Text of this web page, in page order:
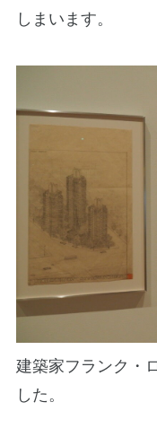
しまいます。
建築家フランク・
した。